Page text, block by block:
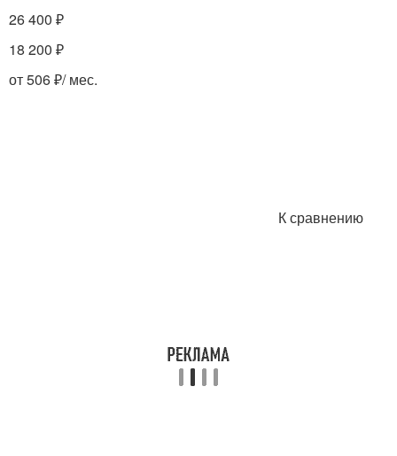
26 400 ₽
18 200 ₽
от 506 ₽/ мес.
К сравнению